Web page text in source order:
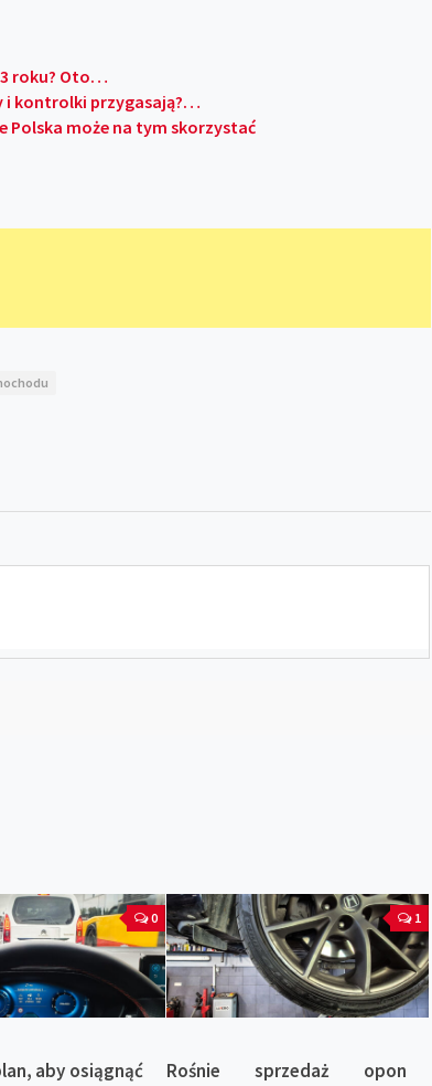
roku? Oto…
i kontrolki przygasają?…
Polska może na tym skorzystać
0
aby osiągnąć
1
Rośnie sprzedaż opon